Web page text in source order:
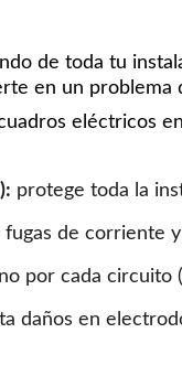
de toda tu
en un problema
eléctricos
protege toda la
fugas de corriente
por cada circuito
daños en